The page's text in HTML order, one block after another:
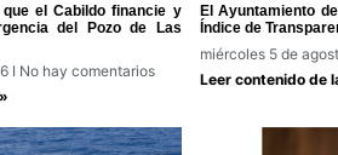
el Cabildo financie y
del Pozo de Las
No hay comentarios
El Ayuntamiento
Índice de
miércoles 5 de
Leer contenido de